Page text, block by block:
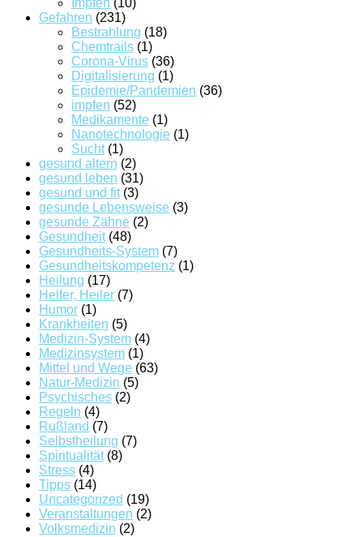
Impfen (10)
Gefahren (231)
Bestrahlung (18)
Chemtrails (1)
Corona-Virus (36)
Digitalisierung (1)
Epidemie/Pandemien (36)
impfen (52)
Medikamente (1)
Nanotechnologie (1)
Sucht(1)
gesund altern (2)
gesund leben (31)
gesund und fit(3)
gesunde Lebensweise (3)
gesunde Zähne (2)
Gesundheit(48)
Gesundheits-System (7)
Gesundheitskompetenz (1)
Heilung (17)
Helfer, Heiler (7)
Humor (1)
Krankheiten (5)
Medizin-System (4)
Medizinsystem (1)
Mittel und Wege (63)
Natur-Medizin (5)
Psychisches (2)
Regeln (4)
Rußland (7)
Selbstheilung (7)
Spiritualität(8)
Stress (4)
Tipps (14)
Uncategorized (19)
Veranstaltungen (2)
Volksmedizin (2)